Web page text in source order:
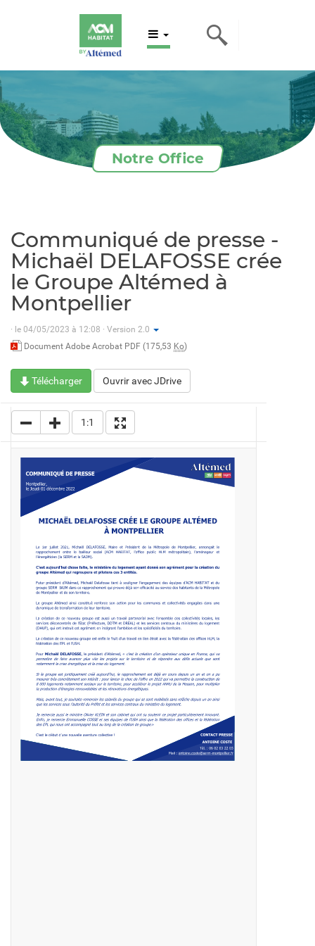
Notre Office
Communiqué de presse -
Michaël DELAFOSSE crée
le Groupe Altémed à
Montpellier
· le 04/05/2023 à 12:08 · Version 2.0
Document Adobe Acrobat PDF (175,53 Ko)
Télécharger Ouvrir avec JDrive
1:1